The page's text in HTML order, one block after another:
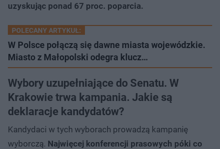
uzyskując ponad 67 proc. poparcia.
POLECANY ARTYKUŁ:
W Polsce połączą się dawne miasta wojewódzkie.
Miasto z Małopolski odegra klucz…
Wybory uzupełniające do Senatu. W
Krakowie trwa kampania. Jakie są
deklaracje kandydatów?
Kandydaci w tych wyborach prowadzą kampanię
wyborczą. Najwięcej konferencji prasowych póki co